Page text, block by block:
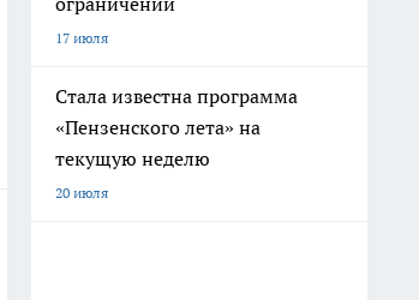
17 июля
Стала известна программа
«Пензенского лета» на
текущую неделю
20 июля